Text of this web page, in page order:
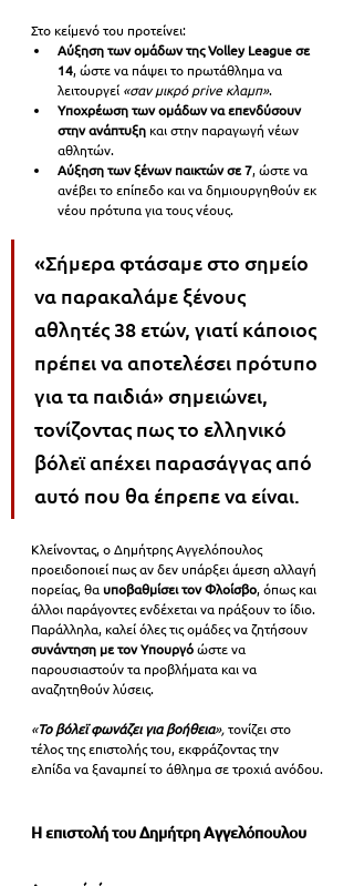
Στο κείμενό του προτείνει:
Αύξηση των ομάδων της Volley League σε
14, ώστε να πάψει το πρωτάθλημα να
λειτουργεί «σαν μικρό prive κλαμπ».
Υποχρέωση των ομάδων να επενδύσουν
στην ανάπτυξη και στην παραγωγή νέων
αθλητών.
Αύξηση των ξένων παικτών σε 7, ώστε να
ανέβει το επίπεδο και να δημιουργηθούν εκ
νέου πρότυπα για τους νέους.
«Σήμερα φτάσαμε στο σημείο
να παρακαλάμε ξένους
αθλητές 38 ετών, γιατί κάποιος
πρέπει να αποτελέσει πρότυπο
για τα παιδιά» σημειώνει,
τονίζοντας πως το ελληνικό
βόλεϊ απέχει παρασάγγας από
αυτό που θα έπρεπε να είναι.
Κλείνοντας, ο Δημήτρης Αγγελόπουλος
προειδοποιεί πως αν δεν υπάρξει άμεση αλλαγή
πορείας, θα υποβαθμίσει τον Φλοίσβο, όπως και
άλλοι παράγοντες ενδέχεται να πράξουν το ίδιο.
Παράλληλα, καλεί όλες τις ομάδες να ζητήσουν
συνάντηση με τον Υπουργό ώστε να
παρουσιαστούν τα προβλήματα και να
αναζητηθούν λύσεις.
«Το βόλεϊ φωνάζει για βοήθεια», τονίζει στο
τέλος της επιστολής του, εκφράζοντας την
ελπίδα να ξαναμπεί το άθλημα σε τροχιά ανόδου.
Η επιστολή του Δημήτρη Αγγελόπουλου